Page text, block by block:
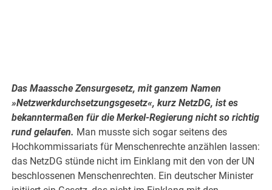
Das Maassche Zensurgesetz, mit ganzem Namen
»Netzwerkdurchsetzungsgesetz«, kurz NetzDG, ist es
bekanntermaßen für die Merkel-Regierung nicht so richtig
rund gelaufen. Man musste sich sogar seitens des
Hochkommissariats für Menschenrechte anzählen lassen:
das NetzDG stünde nicht im Einklang mit den von der UN
beschlossenen Menschenrechten. Ein deutscher Minister